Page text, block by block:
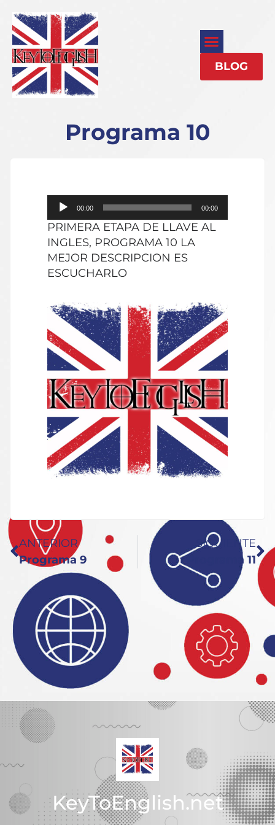
BLOG
Programa 10
Reproductor
de
audio
00:00 00:00
PRIMERA ETAPA DE LLAVE AL
INGLES, PROGRAMA 10 LA
MEJOR DESCRIPCION ES
ESCUCHARLO
ANTERIOR
Programa 9
SIGUIENTE
Programa 11
KeyToEnglish.net